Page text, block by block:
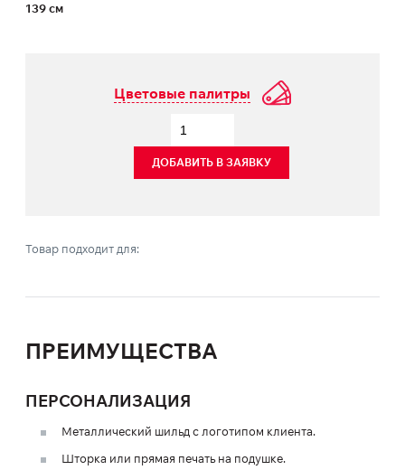
139 см
Цветовые палитры
ДОБАВИТЬ В ЗАЯВКУ
Товар подходит для:
ПРЕИМУЩЕСТВА
ПЕРСОНАЛИЗАЦИЯ
Металлический шильд с логотипом клиента.
Шторка или прямая печать на подушке.